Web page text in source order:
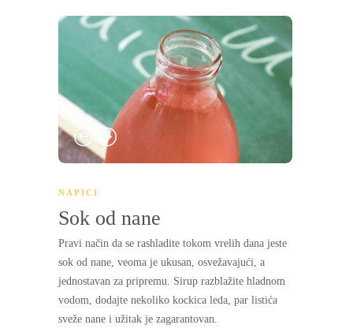
NAPICI
Sok od nane
Pravi način da se rashladite tokom vrelih dana jeste
sok od nane, veoma je ukusan, osvežavajući, a
jednostavan za pripremu. Sirup razblažite hladnom
vodom, dodajte nekoliko kockica leda, par listića
sveže nane i užitak je zagarantovan.